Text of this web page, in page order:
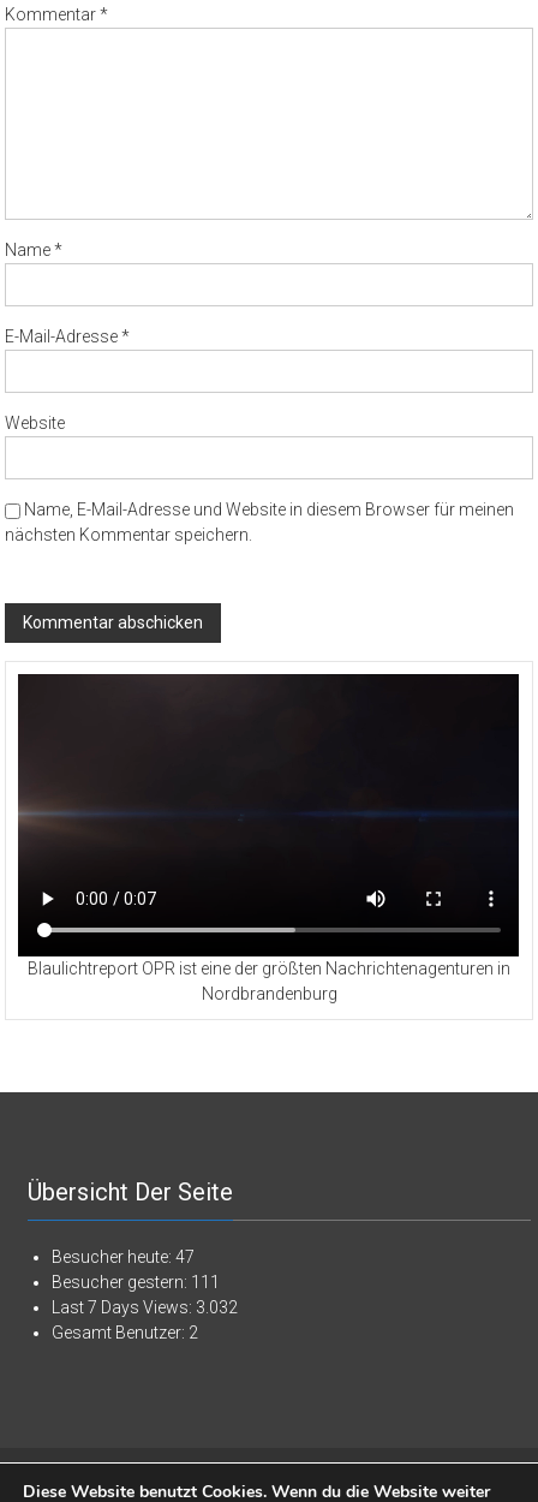
Kommentar*
Name*
E-Mail-Adresse*
Website
Name, E-Mail-Adresse und Website in diesem Browser für meinen
nächsten Kommentar speichern.
Blaulichtreport OPR ist eine der größten Nachrichtenagenturen in
Nordbrandenburg
Übersicht Der Seite
Besucher heute:47
Besucher gestern: 111
Last 7 Days Views: 3.032
Gesamt Benutzer: 2
vorbehalten. Theme:ColorNews von ThemeGrill. Präsentiert von
Diese Website benutzt Cookies. Wenn du die Website weiter